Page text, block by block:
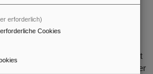
dt. Entwicklung und Integration
Dazu erhält er durch das
Technologie und Raumfahrt
Euro über fünf Jahre im
Das ALADIN-Projekt
stabiler, effizienter Laser
erforderlich)
Cookies